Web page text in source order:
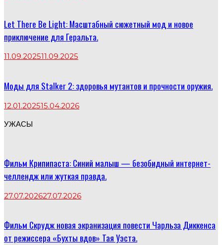
Let There Be Light: Масштабный сюжетный мод и новое
приключение для Геральта.
11.09.202511.09.2025
Моды для Stalker 2: здоровья мутантов и прочности оружия.
12.01.202515.04.2026
УЖАСЫ
Фильм Крипипаста: Синий малыш — безобидный интернет-
челлендж или жуткая правда.
27.07.202627.07.2026
Фильм Скрудж новая экранизация повести Чарльза Диккенса
от режиссера «Бухты вдов» Тая Уэста.